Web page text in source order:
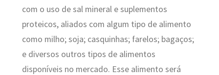
com o uso de sal mineral e suplementos
proteicos, aliados com algum tipo de alimento
como milho; soja; casquinhas; farelos; bagaços;
e diversos outros tipos de alimentos
disponíveis no mercado. Esse alimento será